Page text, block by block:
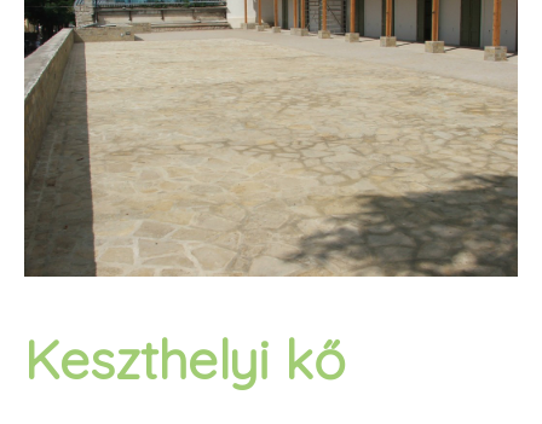
Keszthelyi kő